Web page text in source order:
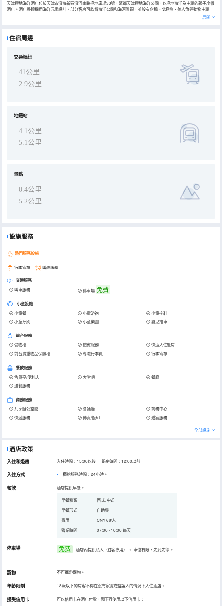
天津極地海洋酒店位於天津市濱海新區濱河南路極地廣場33號，緊鄰天津極地海洋公園，以極地海洋為主題的親子度假
酒店。酒店整體採用海洋元素設計，部分客房可欣賞海洋公園和海河景觀，並設有企鵝、北極熊、美人魚等動物主題
房，提供兒童堡童夢島、健身房等娛樂設施。住客購買酒店套餐可享2日無限次入園門票及VIP專屬入園通道，並有免費
擺渡車、免費停車等專屬權益。酒店地理位置優越，周邊有濱海文化中心、于家堡高鐵站，交通便利，是家庭探索海洋
展開
住宿周邊
交通樞紐
41公里
2.9公里
地鐵站
4.1公里
5.1公里
景點
0.4公里
5.2公里
設施服務
熱門服務設施
行李寄存 叫醒服務
交通服務
叫車服務 停車場 免費
小童設施
小童餐 小童浴袍
小童拖鞋
小童牙刷
小童樂園 嬰兒推車
前台服務
儲物櫃 禮賓服務
快速入住退房
前台貴重物品保險櫃
專職行李員 行李寄存
餐飲服務
售貨亭/便利店 大堂吧
餐廳
送餐服務
商務服務
共享辦公空間 會議廳
商務中心
快遞服務
傳真/複印 婚宴服務
全部設施
酒店政策
入住和退房 入住時間：15:00以後 退房時間：12:00以前
入住方式 櫃枱服務時間：24小時。
餐飲 酒店提供早餐。
早餐種類
西式, 中式
早餐形式
自助餐
費用
CNY 68/人
營業時間
07:00 - 10:00 每天
停車場 免费 酒店內提供私人（住客專用） 。 車位有限，先到先得 。
寵物 不可攜帶寵物。
年齡限制 18歲以下的房客不得在沒有家長或監護人的情況下入住酒店。
接受信用卡 可以信用卡在酒店付款，閣下可使用以下信用卡：